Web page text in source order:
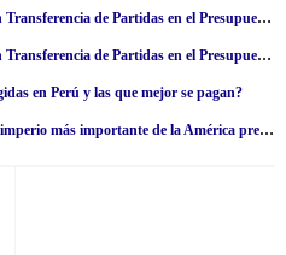
D. S. Nº 023-2024-EF.- Autorizan Transferencia de Partidas en el Presupuesto del Sector Público para el Año Fiscal 2024 a favor de diversos pliegos del Gobierno Nacional y de los gobiernos regionales
D. S. Nº 024-2024-EF.- Autorizan Transferencia de Partidas en el Presupuesto del Sector Público para el Año Fiscal 2024 a favor del Ministerio de Educación y de diversos Gobiernos Regionales
en Perú y las que mejor se pagan?
Todo sobre el Tahuantinsuyo; el imperio más importante de la América precolombina